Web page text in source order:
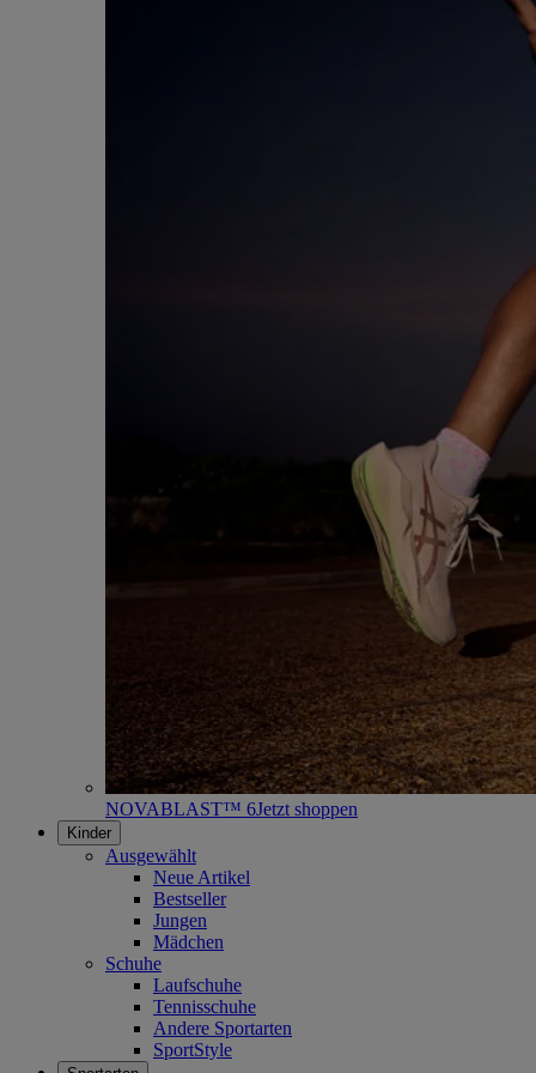
NOVABLAST™ 6Jetzt shoppen
Kinder
Ausgewählt
Neue Artikel
Bestseller
Jungen
Mädchen
Schuhe
Laufschuhe
Tennisschuhe
Andere Sportarten
SportStyle